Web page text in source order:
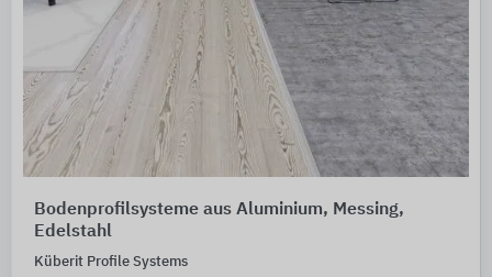
Bodenprofilsysteme aus Aluminium, Messing,
Edelstahl
Küberit Profile Systems